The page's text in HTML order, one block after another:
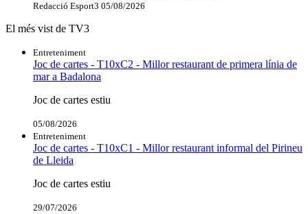
Redacció Esport3 05/08/2026
El més vist de TV3
Entreteniment
Joc de cartes - T10xC2 - Millor restaurant de primera línia de
mar a Badalona
Joc de cartes estiu
05/08/2026
Entreteniment
Joc de cartes - T10xC1 - Millor restaurant informal del Pirineu
de Lleida
Joc de cartes estiu
29/07/2026